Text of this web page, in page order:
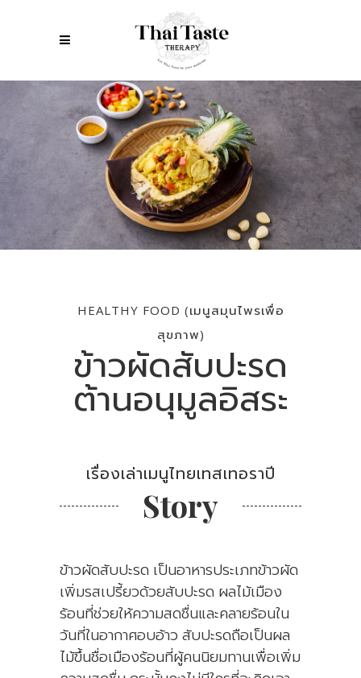
HEALTHY FOOD (เมนูสมุนไพรเพื่อ
สุขภาพ)
ข้าวผัดสับปะรด
ต้านอนุมูลอิสระ
เรื่องเล่าเมนูไทยเทสเทอราปี
Story
ข้าวผัดสับปะรด เป็นอาหารประเภทข้าวผัด
เพิ่มรสเปรี้ยวด้วยสับปะรด ผลไม้เมือง
ร้อนที่ช่วยให้ความสดชื่นและคลายร้อนใน
วันที่ในอากาศอบอ้าว สับปะรดถือเป็นผล
ไม้ขึ้นชื่อเมืองร้อนที่ผู้คนนิยมทานเพื่อเพิ่ม